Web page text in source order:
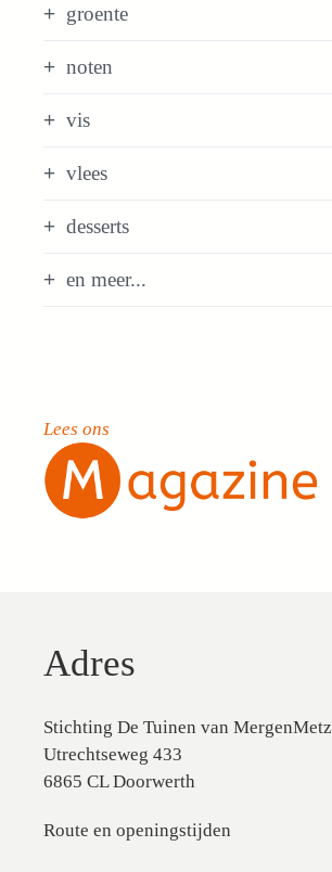
groente
noten
vis
vlees
desserts
en meer...
Lees ons
Adres
Stichting De Tuinen van MergenMetz
Utrechtseweg 433
6865 CL Doorwerth
Route en openingstijden